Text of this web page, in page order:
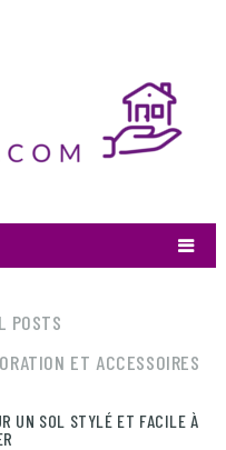
POSTS
ET ACCESSOIRES
UN SOL STYLÉ ET FACILE À